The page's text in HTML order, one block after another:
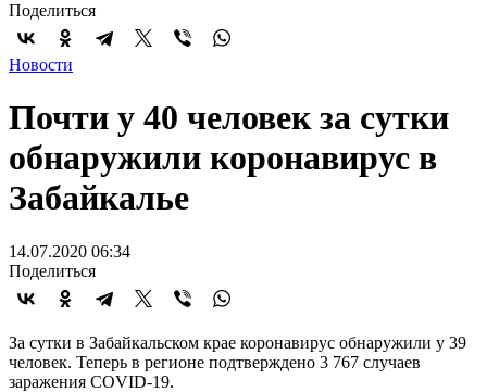
Поделиться
Новости
Почти у 40 человек за сутки
обнаружили коронавирус в
Забайкалье
14.07.2020 06:34
Поделиться
За сутки в Забайкальском крае коронавирус обнаружили у 39
человек. Теперь в регионе подтверждено 3 767 случаев
заражения COVID-19.